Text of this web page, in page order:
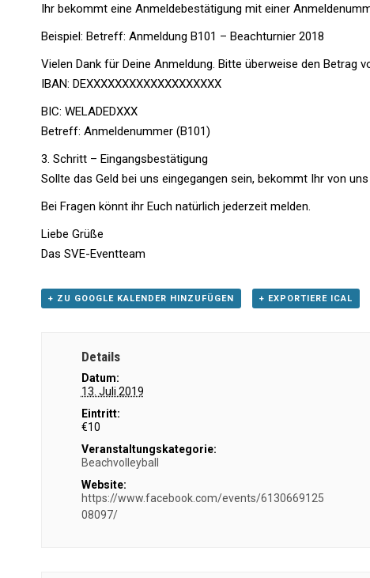
Ihr bekommt eine Anmeldebestätigung mit einer
Beispiel: Betreff: Anmeldung B101 – Beachturnier 2018
Vielen Dank für Deine Anmeldung. Bitte überweise den Betrag
IBAN: DEXXXXXXXXXXXXXXXXXXX
BIC: WELADEDXXX
Betreff: Anmeldenummer (B101)
3. Schritt – Eingangsbestätigung
Sollte das Geld bei uns eingegangen sein, bekommt Ihr von
Bei Fragen könnt ihr Euch natürlich jederzeit melden.
Liebe Grüße
Das SVE-Eventteam
+ ZU GOOGLE KALENDER HINZUFÜGEN + EXPORTIERE ICAL
Details
Datum:
13. Juli 2019
Eintritt:
€10
Veranstaltungskategorie:
Beachvolleyball
Website:
https://www.facebook.com/events/6130669125
08097/